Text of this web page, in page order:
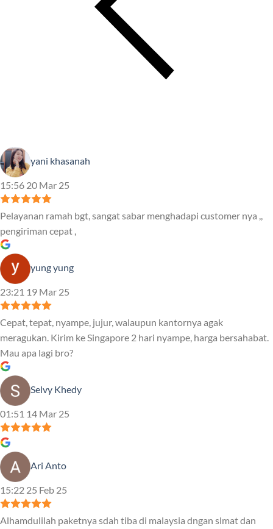
yani khasanah
15:56 20 Mar 25
Pelayanan ramah bgt, sangat sabar menghadapi customer nya ,,
pengiriman cepat ,
yung yung
23:21 19 Mar 25
Cepat, tepat, nyampe, jujur, walaupun kantornya agak
meragukan. Kirim ke Singapore 2 hari nyampe, harga bersahabat.
Mau apa lagi bro?
Selvy Khedy
01:51 14 Mar 25
Ari Anto
15:22 25 Feb 25
Alhamdulilah paketnya sdah tiba di malaysia dngan slmat dan